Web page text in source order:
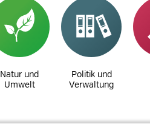
Natur und
Umwelt
Politik und
Verwaltung